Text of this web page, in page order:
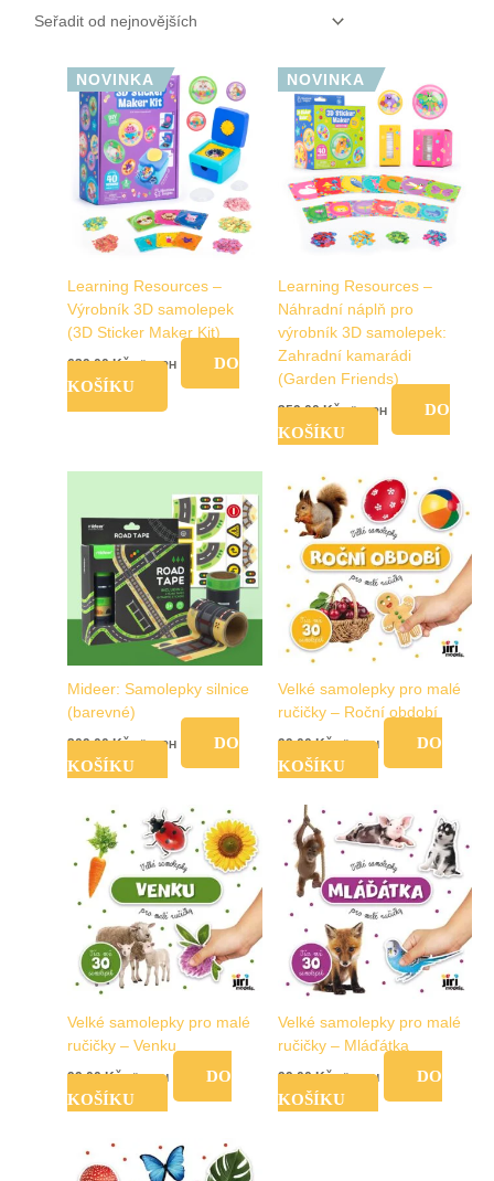
NOVINKA
Learning Resources –
Výrobník 3D samolepek
(3D Sticker Maker Kit)
639,00Kč vč. DPH
DO
KOŠÍKU
NOVINKA
Learning Resources –
Náhradní náplň pro
výrobník 3D samolepek:
Zahradní kamarádi
(Garden Friends)
359,00Kč vč. DPH
DO
KOŠÍKU
Mideer: Samolepky silnice
(barevné)
209,00Kč vč. DPH
DO
KOŠÍKU
Velké samolepky pro malé
ručičky – Roční období
99,00Kč vč. DPH
DO
KOŠÍKU
Velké samolepky pro malé
ručičky – Venku
99,00Kč vč. DPH
DO
KOŠÍKU
Velké samolepky pro malé
ručičky – Mláďátka
99,00Kč vč. DPH
DO
KOŠÍKU